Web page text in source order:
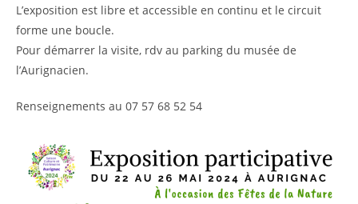
L’exposition est libre et accessible en continu et le circuit
forme une boucle.
Pour démarrer la visite, rdv au parking du musée de
l’Aurignacien.
Renseignements au 07 57 68 52 54